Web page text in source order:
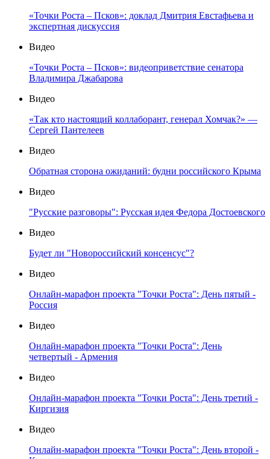
«Точки Роста – Псков»: доклад Дмитрия Евстафьева и
экспертная дискуссия
Видео
«Точки Роста – Псков»: видеоприветствие сенатора
Владимира Джабарова
Видео
«Так кто настоящий коллаборант, генерал Хомчак?» —
Сергей Пантелеев
Видео
Обратная сторона ожиданий: будни российского Крыма
Видео
"Русские разговоры": Русская идея Федора Достоевского
Видео
Будет ли "Новороссийский консенсус"?
Видео
Онлайн-марафон проекта "Точки Роста": День пятый -
Россия
Видео
Онлайн-марафон проекта "Точки Роста": День
четвертый - Армения
Видео
Онлайн-марафон проекта "Точки Роста": День третий -
Киргизия
Видео
Онлайн-марафон проекта "Точки Роста": День второй -